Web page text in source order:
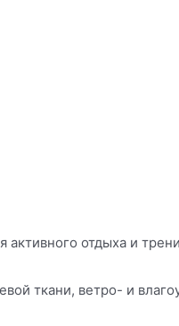
отдыха и
ткани, ветро- и